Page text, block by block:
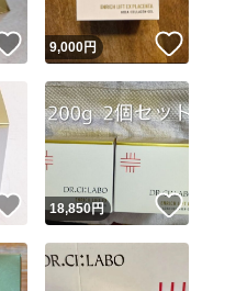
いいね！
9,000円
いいね！
18,850円 いいね！